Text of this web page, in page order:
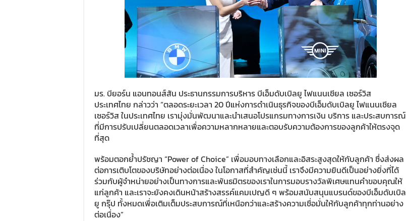
มร. บียอร์น แอนทอนส์สัน ประธานกรรมการบริหาร บีเอ็มดับเบิลยู ไฟแนนเชียล เซอร์วิส
ประเทศไทย กล่าวว่า “ตลอดระยะเวลา 20 ปีแห่งการดำเนินธุรกิจของบีเอ็มดับเบิลยู ไฟแนนเชียล
เซอร์วิส ในประเทศไทย เรามุ่งมั่นพัฒนาและนำเสนอโปรแกรมทางการเงิน บริการ และประสบการณ์
ที่มีการปรับเปลี่ยนตลอดเวลาเพื่อความหลากหลายและตอบรับความต้องการของลูกค้าให้ตรงจุด
ที่สุด
พร้อมตอกย้ำปรัชญา “Power of Choice” เพื่อมอบทางเลือกและอิสระสูงสุดให้กับลูกค้า ซึ่งส่งผล
ต่อการเติบโตของบริษัทอย่างต่อเนื่อง ในโอกาสที่สำคัญเช่นนี้ เราจึงมีความยินดีเป็นอย่างยิ่งที่ได้
ร่วมกับผู้จำหน่ายอย่างเป็นทางการและพันธมิตรของเราในการมอบรางวัลพิเศษแทนคำขอบคุณให้
แก่ลูกค้า และเราจะยังคงเดินหน้าสร้างสรรค์แคมเปญดี ๆ พร้อมสนับสนุนแบรนด์ของบีเอ็มดับเบิล
ยู กรุ๊ป ทั้งหมดเพื่อเติมเต็มประสบการณ์ที่เหนือกว่าและสร้างความเชื่อมั่นให้กับลูกค้าทุกท่านอย่าง
ต่อเนื่อง”